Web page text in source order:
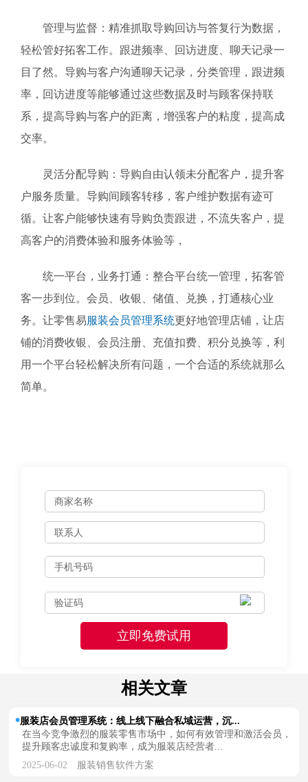
管理与监督：精准抓取导购回访与答复行为数据，
轻松管好拓客工作。跟进频率、回访进度、聊天记录一
目了然。导购与客户沟通聊天记录，分类管理，跟进频
率，回访进度等能够通过这些数据及时与顾客保持联
系，提高导购与客户的距离，增强客户的粘度，提高成
交率。
灵活分配导购：导购自由认领未分配客户，提升客
户服务质量。导购间顾客转移，客户维护数据有迹可
循。让客户能够快速有导购负责跟进，不流失客户，提
高客户的消费体验和服务体验等，
统一平台，业务打通：整合平台统一管理，拓客管
客一步到位。会员、收银、储值、兑换，打通核心业
务。让零售易服装会员管理系统更好地管理店铺，让店
铺的消费收银、会员注册、充值扣费、积分兑换等，利
用一个平台轻松解决所有问题，一个合适的系统就那么
简单。
相关文章
服装店会员管理系统：线上线下融合私域运营，沉...
在当今竞争激烈的服装零售市场中，如何有效管理和激活会员，
提升顾客忠诚度和复购率，成为服装店经营者...
2025-06-02 服装销售软件方案